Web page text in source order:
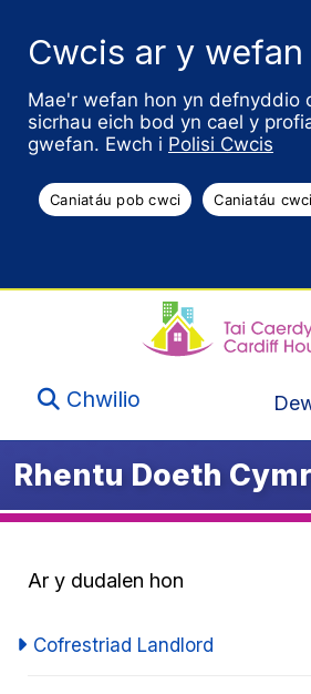
Cwcis ar y wefan
Mae'r wefan hon yn defnyddio
sicrhau eich bod yn cael y
gwefan. Ewch i Polisi Cwcis
Caniatáu pob cwci Caniatáu
Chwilio
Rhentu Doeth
Ar y dudalen hon
Cofrestriad Landlord